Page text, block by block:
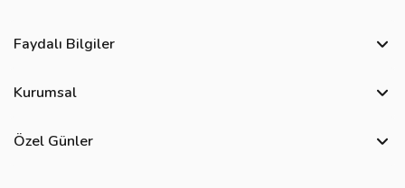
Faydalı Bilgiler
Site Haritası
Kurumsal
Özel Günler